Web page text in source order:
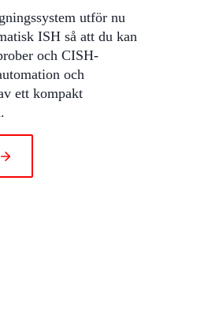
utför nu
ISH så att du kan
och CISH-
och
ett kompakt